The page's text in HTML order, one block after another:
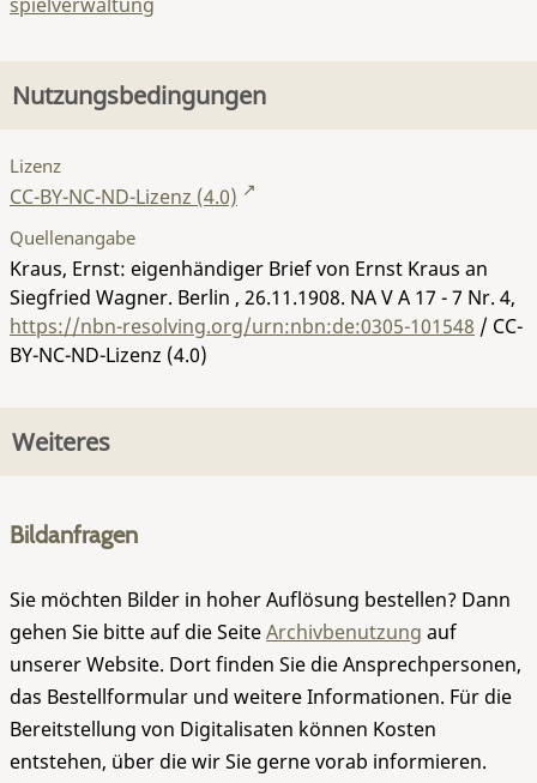
Nutzungsbedingungen
Lizenz
CC-BY-NC-ND-Lizenz (4.0)
Quellenangabe
Kraus, Ernst: eigenhändiger Brief von Ernst Kraus an
Siegfried Wagner. Berlin , 26.11.1908. NA V A 17 - 7 Nr. 4,
https://nbn-resolving.org/urn:nbn:de:0305-101548 / CC-
BY-NC-ND-Lizenz (4.0)
Weiteres
Bildanfragen
Sie möchten Bilder in hoher Auflösung bestellen? Dann
gehen Sie bitte auf die SeiteArchivbenutzung auf
unserer Website. Dort finden Sie die Ansprechpersonen,
das Bestellformular und weitere Informationen. Für die
Bereitstellung von Digitalisaten können Kosten
entstehen, über die wir Sie gerne vorab informieren.